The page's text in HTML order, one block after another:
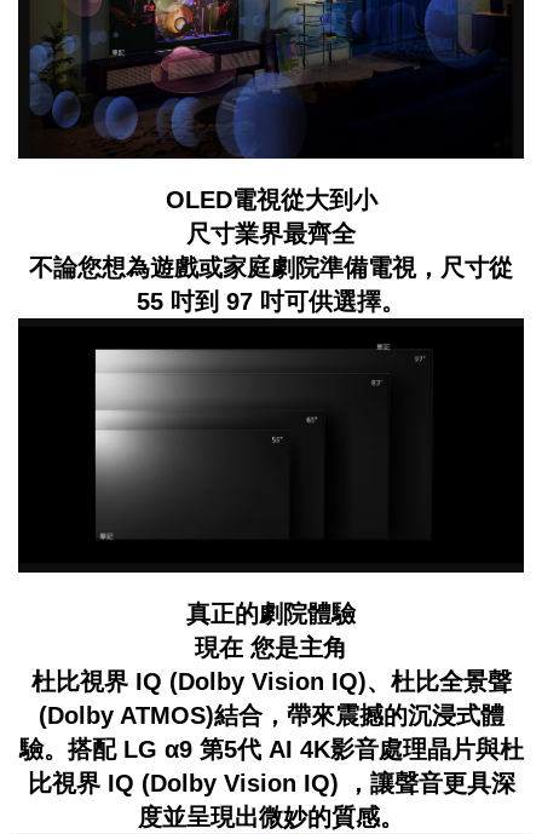
OLED電視從大到小
尺寸業界最齊全
不論您想為遊戲或家庭劇院準備電視，尺寸從
55 吋到 97 吋可供選擇。
真正的劇院體驗
現在 您是主角
杜比視界 IQ (Dolby Vision IQ)、杜比全景聲
(Dolby ATMOS)結合，帶來震撼的沉浸式體
驗。搭配 LG α9 第5代 AI 4K影音處理晶片與杜
比視界 IQ (Dolby Vision IQ) ，讓聲音更具深
度並呈現出微妙的質感。